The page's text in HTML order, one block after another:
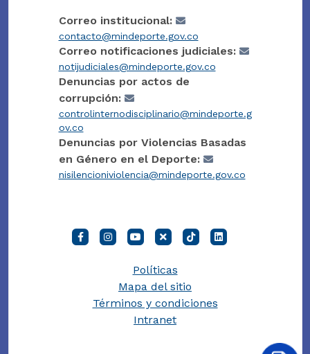
Correo institucional:
contacto@mindeporte.gov.co
Correo notificaciones judiciales:
notijudiciales@mindeporte.gov.co
Denuncias por actos de
corrupción:
controlinternodisciplinario@mindeporte.g
ov.co
Denuncias por Violencias Basadas
en Género en el Deporte:
nisilencioniviolencia@mindeporte.gov.co
Políticas
Mapa del sitio
Términos y condiciones
Intranet